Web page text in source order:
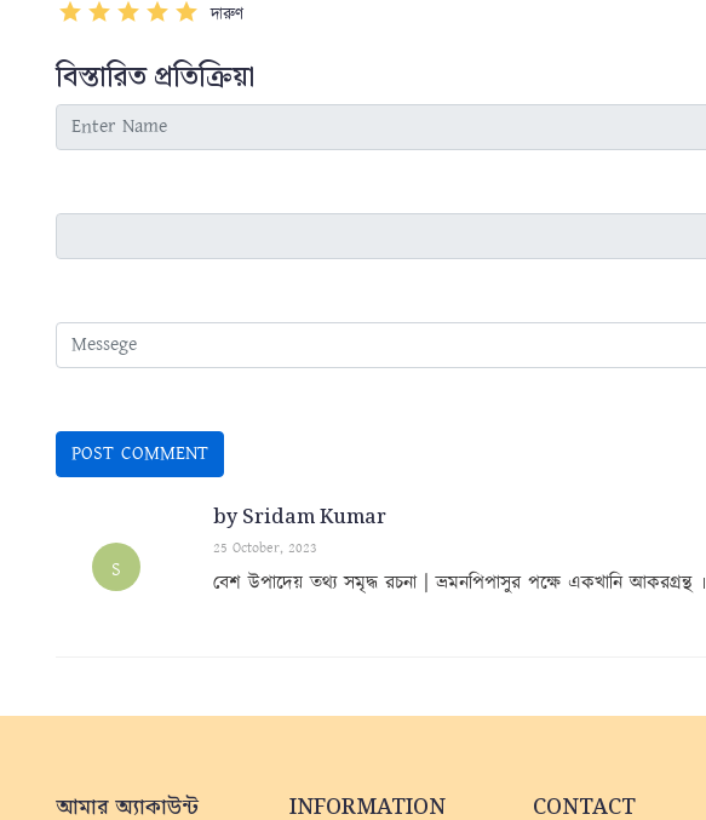
দারুণ
বিস্তারিত প্রতিক্রিয়া
S
by Sridam Kumar
25 October, 2023
বেশ উপাদেয় তথ্য সমৃদ্ধ রচনা | ভ্রমনপিপাসুর পক্ষে একখানি আকরগ্রন্থ ৷
আমার অ্যাকাউন্ট INFORMATION CONTACT